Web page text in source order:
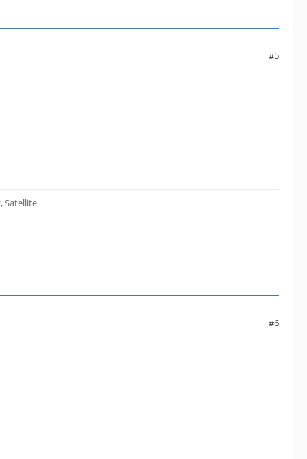
#5
Satellite
#6